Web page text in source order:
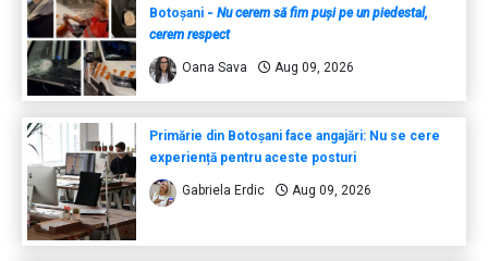
Botoșani - Nu cerem să fim puși pe un piedestal,
cerem respect
Oana Sava Aug 09, 2026
Primărie din Botoșani face angajări: Nu se cere
experiență pentru aceste posturi
Gabriela Erdic Aug 09, 2026